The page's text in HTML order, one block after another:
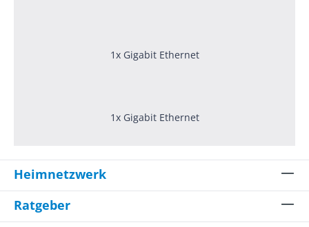
1x Gigabit Ethernet
1x Gigabit Ethernet
Heimnetzwerk
Ratgeber